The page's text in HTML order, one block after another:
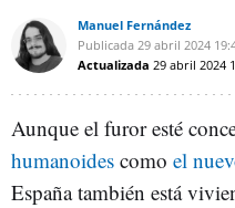
Manuel Fernández
Publicada 29 abril 2024
Actualizada 29 abril 2024
Aunque el furor esté
humanoides como el
España también está